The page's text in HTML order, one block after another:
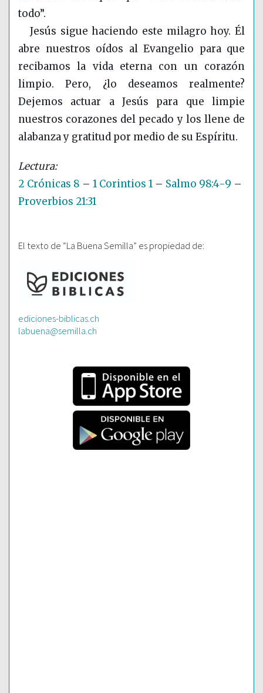
todo”.
Jesús sigue haciendo este milagro hoy. Él
abre nuestros oídos al Evangelio para que
recibamos la vida eterna con un corazón
limpio. Pero, ¿lo deseamos realmente?
Dejemos actuar a Jesús para que limpie
nuestros corazones del pecado y los llene de
alabanza y gratitud por medio de su Espíritu.
2 Crónicas 8 – 1 Corintios 1 – Salmo 98:4-9 –
Proverbios 21:31
El texto de “La Buena Semilla” es propiedad de:
ediciones-biblicas.ch
labuena@semilla.ch